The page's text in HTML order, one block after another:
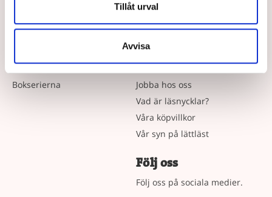
Tillåt urval
Avvisa
Lättlästa böcker efter ålder
Bokserierna
Om oss
Författare
Jobba hos oss
Vad är läsnycklar?
Våra köpvillkor
Vår syn på lättläst
Följ oss
Följ oss på sociala medier.